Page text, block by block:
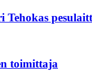
toimittaja